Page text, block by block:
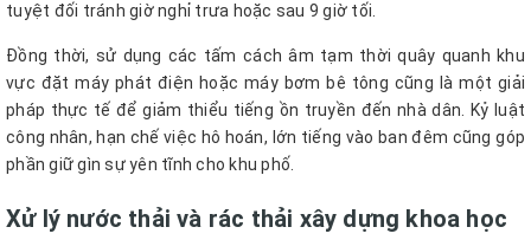
tuyệt đối tránh giờ nghỉ trưa hoặc sau 9 giờ tối.
Đồng thời, sử dụng các tấm cách âm tạm thời quây quanh khu
vực đặt máy phát điện hoặc máy bơm bê tông cũng là một giải
pháp thực tế để giảm thiểu tiếng ồn truyền đến nhà dân. Kỷ luật
công nhân, hạn chế việc hô hoán, lớn tiếng vào ban đêm cũng góp
phần giữ gìn sự yên tĩnh cho khu phố.
Xử lý nước thải và rác thải xây dựng khoa học